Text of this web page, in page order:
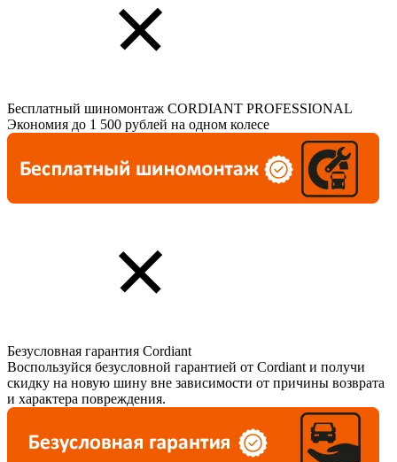
Бесплатный шиномонтаж CORDIANT PROFESSIONAL
Экономия до 1 500 рублей на одном колесе
Безусловная гарантия Cordiant
Воспользуйся безусловной гарантией от Cordiant и получи
скидку на новую шину вне зависимости от причины возврата
и характера повреждения.